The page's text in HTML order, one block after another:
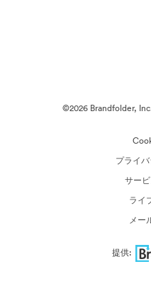
©2026 Brandfolder,
プライ
サー
ライ
メー
提供: